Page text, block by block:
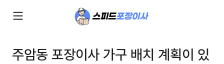
주암동 포장이사 가구 배치 계획이 있